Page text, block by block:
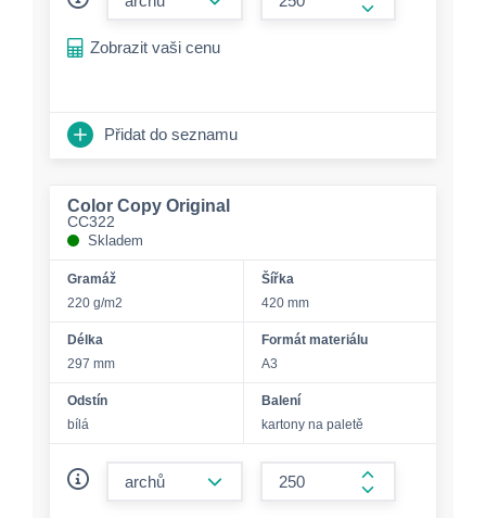
form.increase-
Zobrazit vaši cenu
Přidat do seznamu
Color Copy Original
CC322
Skladem
Gramáž
220 g/m2
Šířka
420 mm
Délka
297 mm
Formát materiálu
A3
Odstín
bílá
Balení
kartony na paletě
form.increase-